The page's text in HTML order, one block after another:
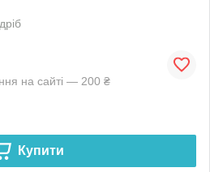
на сайті — 200 ₴
Купити